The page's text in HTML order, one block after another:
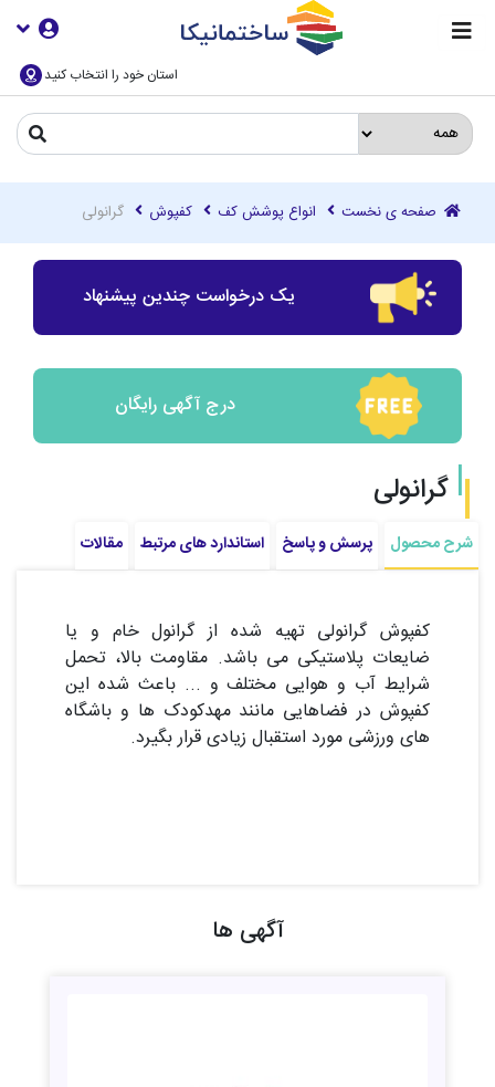
استان خود را انتخاب کنید
صفحه ی نخست انواع پوشش کف کفپوش گرانولی
یک درخواست چندین پیشنهاد
درج آگهی رایگان
گرانولی
شرح محصول پرسش و پاسخ استاندارد های مرتبط مقالات
کفپوش گرانولی تهیه شده از گرانول خام و یا
ضایعات پلاستیکی می باشد. مقاومت بالا، تحمل
شرایط آب و هوایی مختلف و ... باعث شده این
کفپوش در فضاهایی مانند مهدکودک ها و باشگاه
های ورزشی مورد استقبال زیادی قرار بگیرد.
آگهی ها